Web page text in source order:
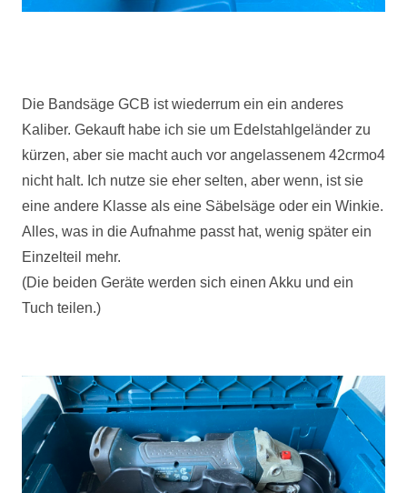
Die Bandsäge GCB ist wiederrum ein ein anderes
Kaliber. Gekauft habe ich sie um Edelstahlgeländer zu
kürzen, aber sie macht auch vor angelassenem 42crmo4
nicht halt. Ich nutze sie eher selten, aber wenn, ist sie
eine andere Klasse als eine Säbelsäge oder ein Winkie.
Alles, was in die Aufnahme passt hat, wenig später ein
Einzelteil mehr.
(Die beiden Geräte werden sich einen Akku und ein
Tuch teilen.)